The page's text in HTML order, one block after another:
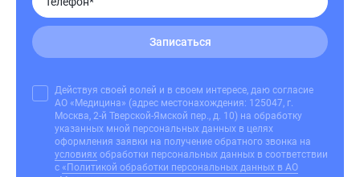
Записаться
Действуя своей волей и в своем интересе, даю согласие
АО «Медицина» (адрес местонахождения: 125047, г.
Москва, 2-й Тверской-Ямской пер., д. 10) на обработку
указанных мной персональных данных в целях
оформления заявки на получение обратного звонка на
условиях обработки персональных данных в соответствии
с «Политикой обработки персональных данных в АО